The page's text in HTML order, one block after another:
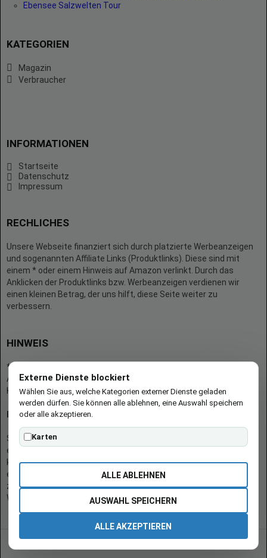
Ebensee Salzwelten Tour
KATEGORIEN
Magazin
Verbraucher
INFORMATIONEN
Startseite
Datenschutz
Impressum
RECHLICHES
Unsere Webseite finanziert sich durch platzierte Werbeanzeigen
und sogenannten Affiliate Links (Produktlinks). Diese sind mit
einem * oder einem Hinweis auf Amazon verlinkt. Durch das
Anklicken der Produktlinks bzw. Werbeanzeigen verdienen wir
einen kleinen Betrag, der uns hilft, diese Seite weiter zu
verbessern.
HINWEIS
* = Afilliate-Link (=Werbung)
Als Amazon-Partner verdient der Seitenbetreiber an qualifizierten
Käufen.
Hinweis zu Preisen und Verfügbarkeiten
Sofern Produktpreise und Verfügbarkeiten angezeigt werden,
entsprechen diese dem angegebenen Stand (Datum/Uhrzeit) und
können sich auf der verlinkten Seite jederzeit ändern. Für den Kauf
eines Produkts gelten die Angaben zu Preis und Verfügbarkeit, die
zum Kaufzeitpunkt [auf der/den maßgeblichen Amazon-
Website(s)] angezeigt werden.
Externe Dienste blockiert
Wählen Sie aus, welche Kategorien externer Dienste geladen
werden dürfen. Sie können alle ablehnen, eine Auswahl speichern
oder alle akzeptieren.
Karten
ALLE ABLEHNEN
AUSWAHL SPEICHERN
ALLE AKZEPTIEREN